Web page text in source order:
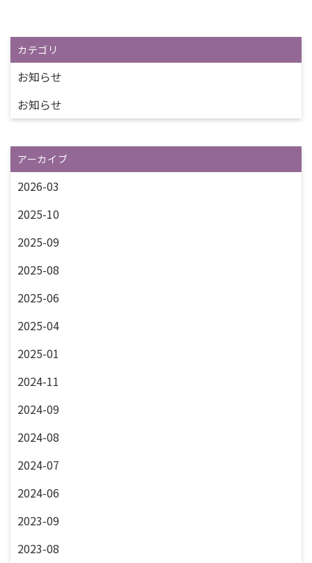
カテゴリ
お知らせ
お知らせ
アーカイブ
2026-03
2025-10
2025-09
2025-08
2025-06
2025-04
2025-01
2024-11
2024-09
2024-08
2024-07
2024-06
2023-09
2023-08